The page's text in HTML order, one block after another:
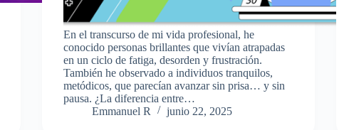
En el transcurso de mi vida profesional, he
conocido personas brillantes que vivían atrapadas
en un ciclo de fatiga, desorden y frustración.
También he observado a individuos tranquilos,
metódicos, que parecían avanzar sin prisa… y sin
pausa. ¿La diferencia entre…
Emmanuel R
junio 22, 2025